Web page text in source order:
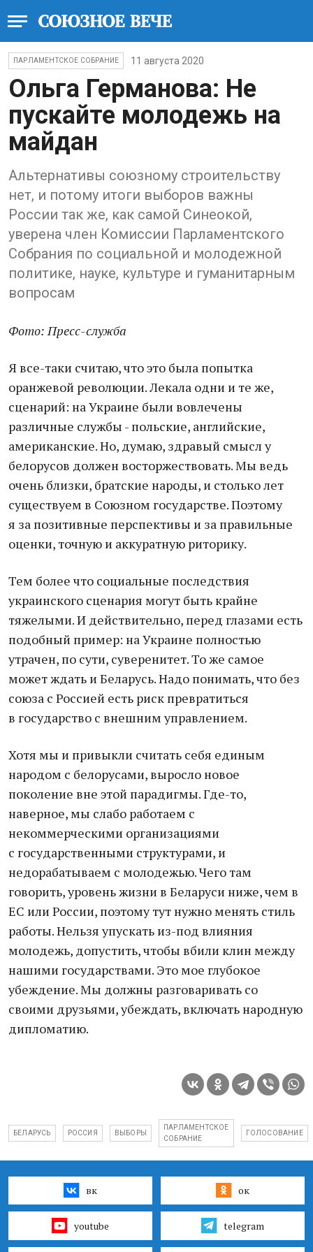
ПАРЛАМЕНТСКОЕ СОБРАНИЕ 11 августа 2020
Ольга Германова: Не
пускайте молодежь на
майдан
Альтернативы союзному строительству
нет, и потому итоги выборов важны
России так же, как самой Синеокой,
уверена член Комиссии Парламентского
Собрания по социальной и молодежной
политике, науке, культуре и гуманитарным
вопросам
Фото: Пресс-служба
Я все-таки считаю, что это была попытка
оранжевой революции. Лекала одни и те же,
сценарий: на Украине были вовлечены
различные службы - польские, английские,
американские. Но, думаю, здравый смысл у
белорусов должен восторжествовать. Мы ведь
очень близки, братские народы, и столько лет
существуем в Союзном государстве. Поэтому
я за позитивные перспективы и за правильные
оценки, точную и аккуратную риторику.
Тем более что социальные последствия
украинского сценария могут быть крайне
тяжелыми. И действительно, перед глазами есть
подобный пример: на Украине полностью
утрачен, по сути, суверенитет. То же самое
может ждать и Беларусь. Надо понимать, что без
союза с Россией есть риск превратиться
в государство с внешним управлением.
Хотя мы и привыкли считать себя единым
народом с белорусами, выросло новое
поколение вне этой парадигмы. Где-то,
наверное, мы слабо работаем с
некоммерческими организациями
с государственными структурами, и
недорабатываем с молодежью. Чего там
говорить, уровень жизни в Беларуси ниже, чем в
ЕС или России, поэтому тут нужно менять стиль
работы. Нельзя упускать из-под влияния
молодежь, допустить, чтобы вбили клин между
нашими государствами. Это мое глубокое
убеждение. Мы должны разговаривать со
своими друзьями, убеждать, включать народную
дипломатию.
БЕЛАРУСЬ РОССИЯ ВЫБОРЫ
ПАРЛАМЕНТСКОЕ
СОБРАНИЕ
ГОЛОСОВАНИЕ
вк ок
youtube telegram